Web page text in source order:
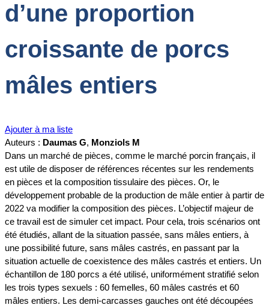
d’une proportion
croissante de porcs
mâles entiers
Ajouter à ma liste
Auteurs : Daumas G, Monziols M
Dans un marché de pièces, comme le marché porcin français, il
est utile de disposer de références récentes sur les rendements
en pièces et la composition tissulaire des pièces. Or, le
développement probable de la production de mâle entier à partir de
2022 va modifier la composition des pièces. L’objectif majeur de
ce travail est de simuler cet impact. Pour cela, trois scénarios ont
été étudiés, allant de la situation passée, sans mâles entiers, à
une possibilité future, sans mâles castrés, en passant par la
situation actuelle de coexistence des mâles castrés et entiers. Un
échantillon de 180 porcs a été utilisé, uniformément stratifié selon
les trois types sexuels : 60 femelles, 60 mâles castrés et 60
mâles entiers. Les demi-carcasses gauches ont été découpées